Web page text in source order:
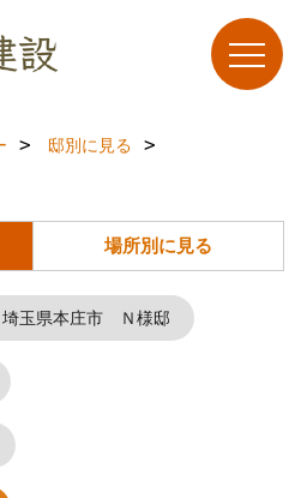
邸別に見る
場所別に見る
埼玉県本庄市 Ｎ様邸